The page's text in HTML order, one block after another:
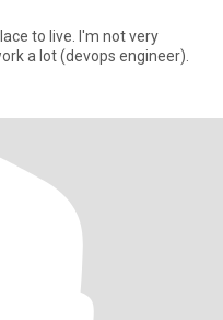
to live. I'm not very
a lot (devops engineer).